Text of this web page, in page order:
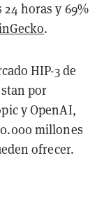
horas y 69%
.
HIP-3 de
por
y OpenAI,
millones
ofrecer.